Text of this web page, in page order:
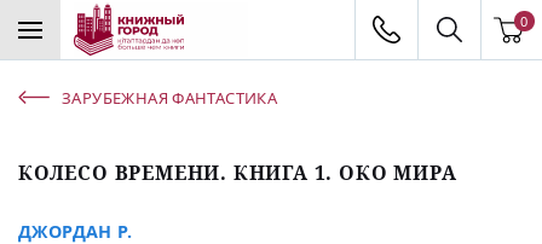
0
ЗАРУБЕЖНАЯ ФАНТАСТИКА
КОЛЕСО ВРЕМЕНИ. КНИГА 1. ОКО МИРА
ДЖОРДАН Р.